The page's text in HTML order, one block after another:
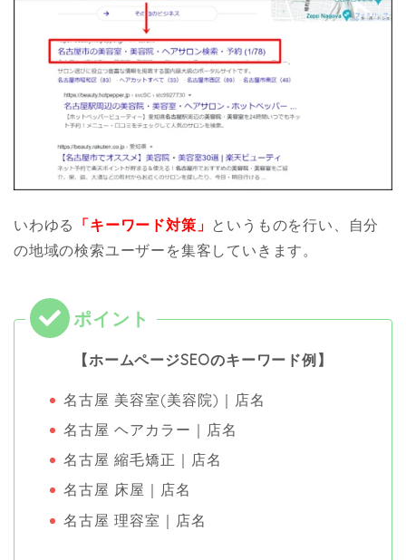
いわゆる 「キーワード対策」 というものを行い、自分
の地域の検索ユーザーを集客していきます。
【ホームページSEOのキーワード例】
名古屋 美容室(美容院)｜店名
名古屋 ヘアカラー｜店名
名古屋 縮毛矯正｜店名
名古屋 床屋｜店名
名古屋 理容室｜店名